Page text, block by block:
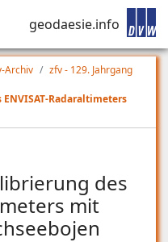
geodaesie.info
Archiv
zfv - 129. Jahrgang
Radaraltimeters
des
mit